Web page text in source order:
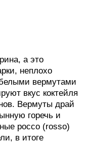
а это
неплохо
вермутами
вкус коктейля
Вермуты драй
горечь и
россо (rosso)
в итоге